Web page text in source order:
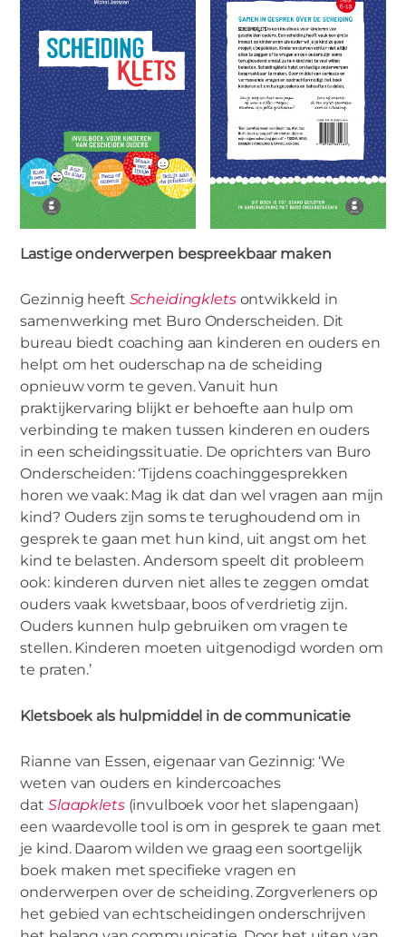
Lastige onderwerpen bespreekbaar maken
Gezinnig heeft Scheidingklets ontwikkeld in
samenwerking met Buro Onderscheiden. Dit
bureau biedt coaching aan kinderen en ouders en
helpt om het ouderschap na de scheiding
opnieuw vorm te geven. Vanuit hun
praktijkervaring blijkt er behoefte aan hulp om
verbinding te maken tussen kinderen en ouders
in een scheidingssituatie. De oprichters van Buro
Onderscheiden: ‘Tijdens coachinggesprekken
horen we vaak: Mag ik dat dan wel vragen aan mijn
kind? Ouders zijn soms te terughoudend om in
gesprek te gaan met hun kind, uit angst om het
kind te belasten. Andersom speelt dit probleem
ook: kinderen durven niet alles te zeggen omdat
ouders vaak kwetsbaar, boos of verdrietig zijn.
Ouders kunnen hulp gebruiken om vragen te
stellen. Kinderen moeten uitgenodigd worden om
te praten.’
Kletsboek als hulpmiddel in de communicatie
Rianne van Essen, eigenaar van Gezinnig: ‘We
weten van ouders en kindercoaches
dat Slaapklets(invulboek voor het slapengaan)
een waardevolle tool is om in gesprek te gaan met
je kind. Daarom wilden we graag een soortgelijk
boek maken met specifieke vragen en
onderwerpen over de scheiding. Zorgverleners op
het gebied van echtscheidingen onderschrijven